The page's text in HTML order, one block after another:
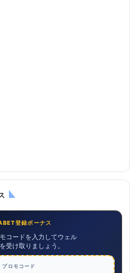
登録ボーナス
コードを入力してウェル
受け取りましょう。
プロモコード